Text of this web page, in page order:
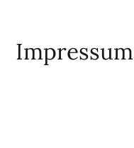
Impressum